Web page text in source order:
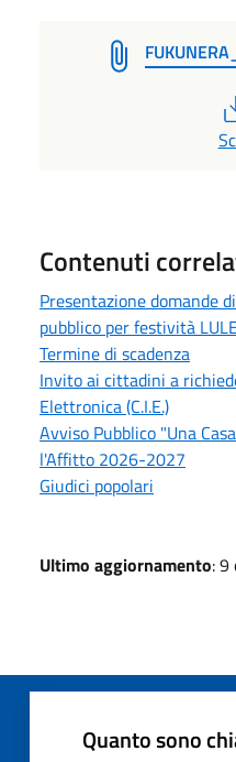
Contenuti
Presentazione domande
pubblico per festività
Termine di scadenza
Invito ai cittadini a
Elettronica (C.I.E.)
Avviso Pubblico "Una
l'Affitto 2026-2027
Giudici popolari
Ultimo aggiornamento:
Quanto sono